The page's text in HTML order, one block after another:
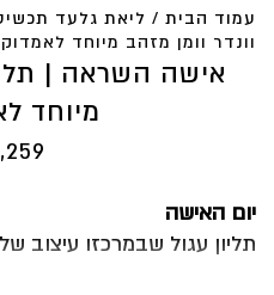
עמוד הבית / ליאת גלעד
וונדר וומן מזהב מיוחד
אישה השראה |
מיוחד
יום האישה
תליון עגול שבמרכזו עיצוב
כדי שתמיד תזכרי איפה